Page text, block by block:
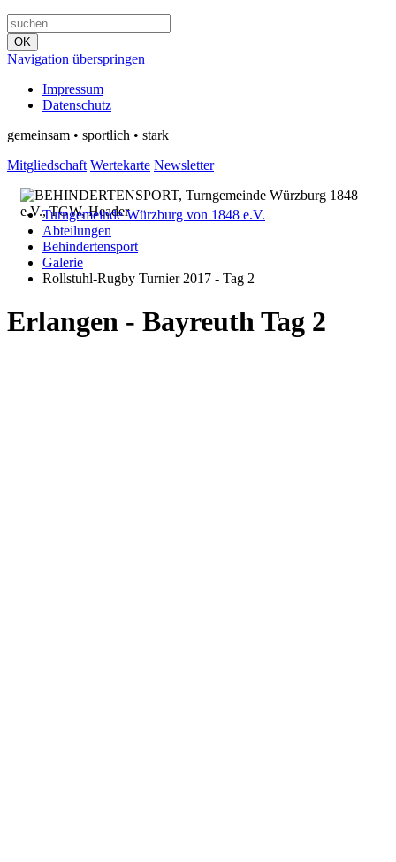
OK
Navigation überspringen
Impressum
Datenschutz
gemeinsam • sportlich • stark
Mitgliedschaft Wertekarte Newsletter
Turngemeinde Würzburg von 1848 e.V.
Abteilungen
Behindertensport
Galerie
Rollstuhl-Rugby Turnier 2017 - Tag 2
Erlangen - Bayreuth Tag 2